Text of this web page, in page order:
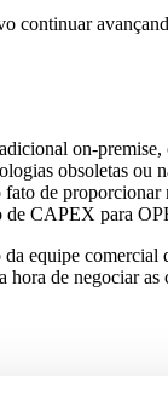
on-premise,
obsoletas
de
de CAPEX para
equipe
de negociar